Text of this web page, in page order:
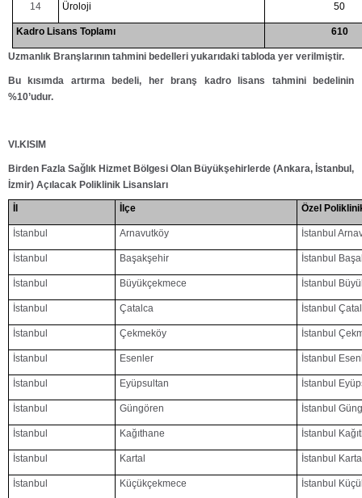
14 Üroloji 50
Kadro Lisans Toplamı 610
Uzmanlık Branşlarının tahmini bedelleri yukarıdaki tabloda yer verilmiştir.
Bu kısımda artırma bedeli, her branş kadro lisans tahmini bedelinin
%10’udur.
VI.KISIM
Birden Fazla Sağlık Hizmet Bölgesi Olan Büyükşehirlerde (Ankara, İstanbul,
İzmir) Açılacak Poliklinik Lisansları
İlçe Özel
İstanbul Arnavutköy İstanbul
İstanbul Başakşehir İstanbul
İstanbul Büyükçekmece İstanbul
İstanbul Çatalca İstanbul
İstanbul Çekmeköy İstanbul
İstanbul Esenler İstanbul
İstanbul Eyüpsultan İstanbul
İstanbul Güngören İstanbul
İstanbul Kağıthane İstanbul
İstanbul Kartal İstanbul
İstanbul Küçükçekmece İstanbul